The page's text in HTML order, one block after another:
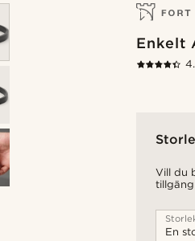
Enkelt
Vill du